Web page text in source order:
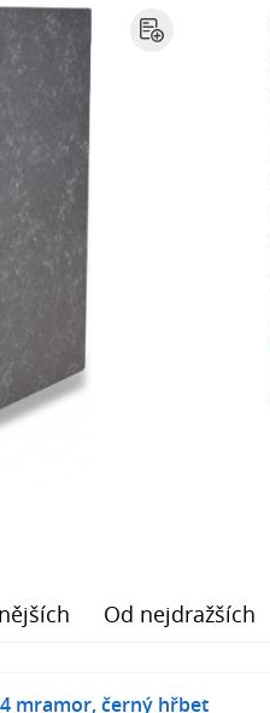
Od nejdražších
mramor, černý hřbet